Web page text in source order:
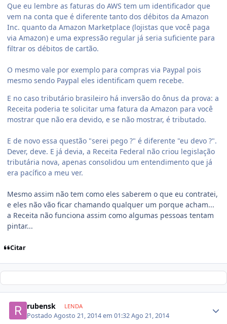
Que eu lembre as faturas do AWS tem um identificador que
vem na conta que é diferente tanto dos débitos da Amazon
Inc. quanto da Amazon Marketplace (lojistas que você paga
via Amazon) e uma expressão regular já seria suficiente para
filtrar os débitos de cartão.
O mesmo vale por exemplo para compras via Paypal pois
mesmo sendo Paypal eles identificam quem recebe.
E no caso tributário brasileiro há inversão do ônus da prova: a
Receita poderia te solicitar uma fatura da Amazon para você
mostrar que não era devido, e se não mostrar, é tributado.
E de novo essa questão "serei pego ?" é diferente "eu devo ?".
Dever, deve. E já devia, a Receita Federal não criou legislação
tributária nova, apenas consolidou um entendimento que já
era pacífico a meu ver.
Mesmo assim não tem como eles saberem o que eu contratei,
e eles não vão ficar chamando qualquer um porque acham...
a Receita não funciona assim como algumas pessoas tentam
pintar...
Citar
rubensk LENDA
PostadoAgosto 21, 2014 em 01:32Ago 21, 2014